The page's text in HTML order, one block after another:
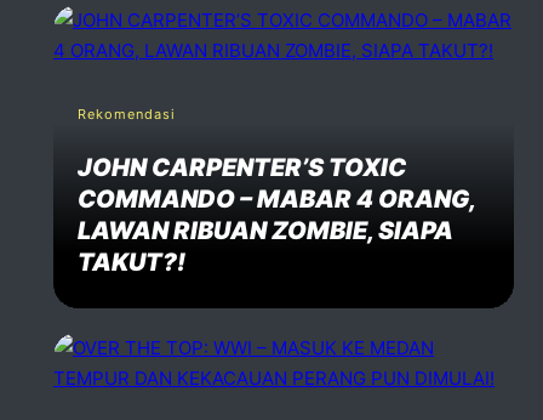
Rekomendasi
JOHN CARPENTER’S TOXIC
COMMANDO – MABAR 4 ORANG,
LAWAN RIBUAN ZOMBIE, SIAPA
TAKUT?!